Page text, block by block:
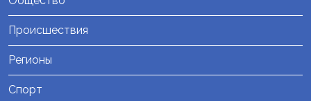
Происшествия
Регионы
Спорт